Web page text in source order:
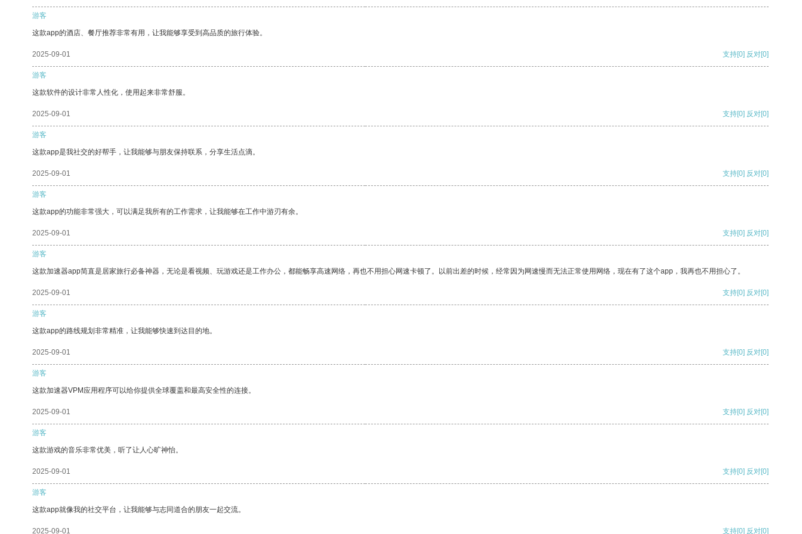
游客
这款app的酒店、餐厅推荐非常有用，让我能够享受到高品质的旅行体验。
2025-09-01 支持[0] 反对[0]
游客
这款软件的设计非常人性化，使用起来非常舒服。
2025-09-01 支持[0] 反对[0]
游客
这款app是我社交的好帮手，让我能够与朋友保持联系，分享生活点滴。
2025-09-01 支持[0] 反对[0]
游客
这款app的功能非常强大，可以满足我所有的工作需求，让我能够在工作中游刃有余。
2025-09-01 支持[0] 反对[0]
游客
这款加速器app简直是居家旅行必备神器，无论是看视频、玩游戏还是工作办公，都能畅享高速网络，再也不用担心网速卡顿了。以前出差的时候，经常因为网速慢而无法正常使用网络，现在有了这个app，我再也不用担心了。
2025-09-01 支持[0] 反对[0]
游客
这款app的路线规划非常精准，让我能够快速到达目的地。
2025-09-01 支持[0] 反对[0]
游客
这款加速器VPM应用程序可以给你提供全球覆盖和最高安全性的连接。
2025-09-01 支持[0] 反对[0]
游客
这款游戏的音乐非常优美，听了让人心旷神怡。
2025-09-01 支持[0] 反对[0]
游客
这款app就像我的社交平台，让我能够与志同道合的朋友一起交流。
2025-09-01 支持[0] 反对[0]